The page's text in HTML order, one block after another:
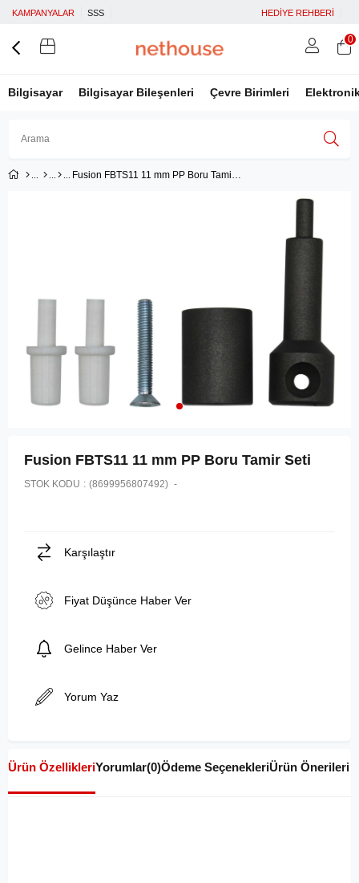
KAMPANYALAR SSS HEDİYE REHBERİ
Bilgisayar Bilgisayar Bileşenleri Çevre Birimleri
0
Fusion FBTS11 11 mm PP Boru Tamir Seti
Fusion FBTS11 11 mm PP Boru Tamir Seti
STOK KODU (8699956807492)
Karşılaştır
Fiyat Düşünce Haber Ver
Gelince Haber Ver
Yorum Yaz
Ürün ÖzellikleriYorumlar(0)Ödeme SeçenekleriÜrün Önerileri